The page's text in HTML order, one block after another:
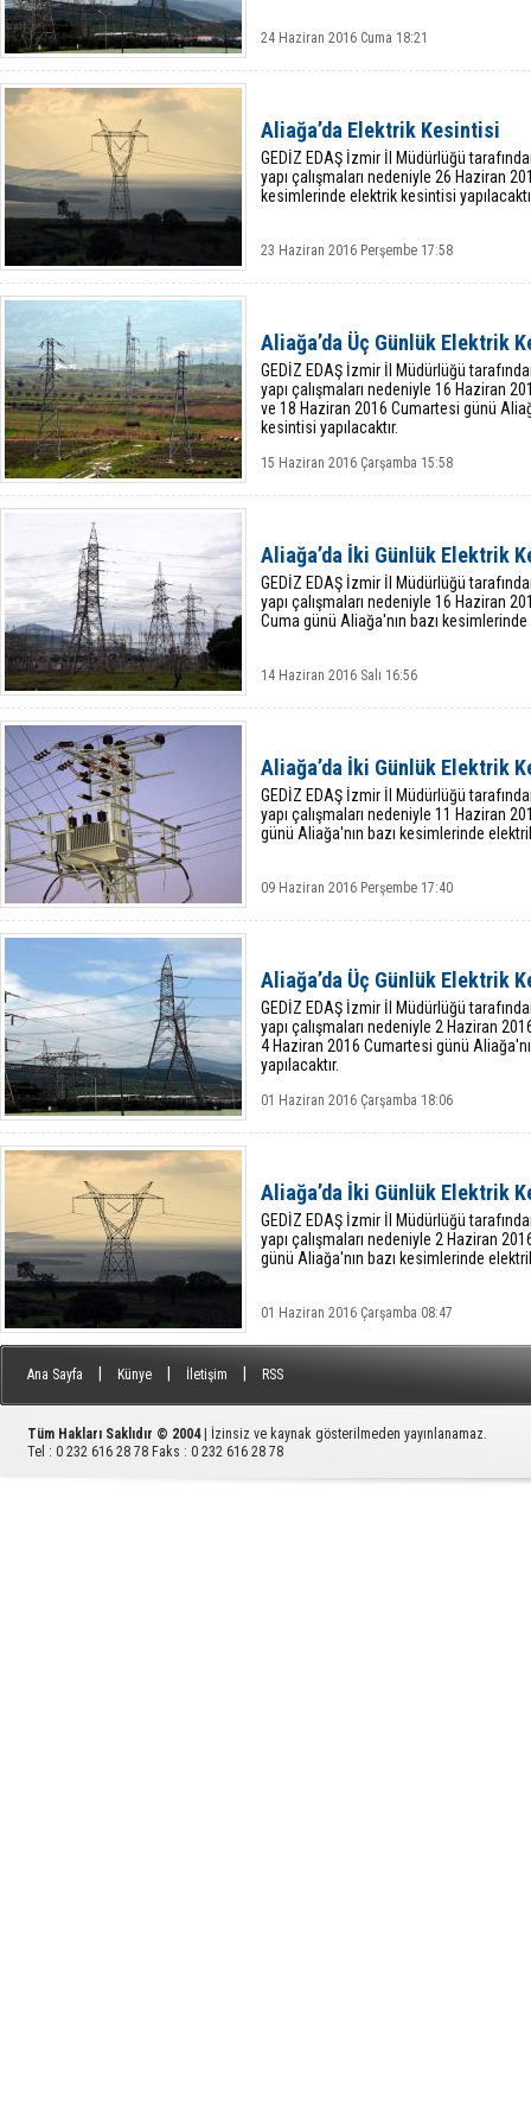
24 Haziran 2016 Cuma 18:21
Aliağa’da Elektrik Kesintisi
GEDİZ EDAŞ İzmir İl Müdürlüğü
yapı çalışmaları nedeniyle 26 Haziran
kesimlerinde elektrik kesintisi
23 Haziran 2016 Perşembe 17:58
Aliağa’da Üç Günlük Elektrik
GEDİZ EDAŞ İzmir İl Müdürlüğü
yapı çalışmaları nedeniyle 16 Haziran
ve 18 Haziran 2016 Cumartesi günü
kesintisi yapılacaktır.
15 Haziran 2016 Çarşamba 15:58
Aliağa’da İki Günlük Elektrik
GEDİZ EDAŞ İzmir İl Müdürlüğü
yapı çalışmaları nedeniyle 16 Haziran
Cuma günü Aliağa'nın bazı
14 Haziran 2016 Salı 16:56
Aliağa’da İki Günlük Elektrik
GEDİZ EDAŞ İzmir İl Müdürlüğü
yapı çalışmaları nedeniyle 11 Haziran
günü Aliağa'nın bazı kesimlerinde
09 Haziran 2016 Perşembe 17:40
Aliağa’da Üç Günlük Elektrik
GEDİZ EDAŞ İzmir İl Müdürlüğü
yapı çalışmaları nedeniyle 2 Haziran
4 Haziran 2016 Cumartesi günü
yapılacaktır.
01 Haziran 2016 Çarşamba 18:06
Aliağa’da İki Günlük Elektrik
GEDİZ EDAŞ İzmir İl Müdürlüğü
yapı çalışmaları nedeniyle 2 Haziran
günü Aliağa'nın bazı kesimlerinde
01 Haziran 2016 Çarşamba 08:47
Ana Sayfa Künye İletişim RSS
Tüm Hakları Saklıdır © 2004
| İzinsiz ve kaynak gösterilmeden yayınlanamaz.
Tel : 0 232 616 28 78 Faks : 0 232 616 28 78